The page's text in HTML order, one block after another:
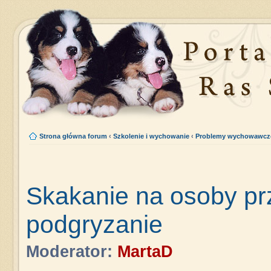
Strona główna forum ‹ Szkolenie i wychowanie ‹ Problemy
Skakanie na osoby
podgryzanie
Moderator: MartaD